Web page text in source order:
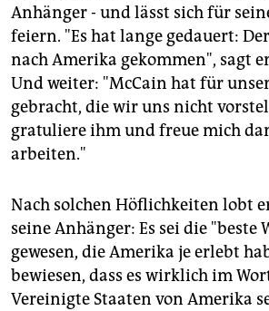
Anhänger - und lässt sich für
feiern. "Es hat lange gedauert:
nach Amerika gekommen", sagt
Und weiter: "McCain hat für
gebracht, die wir uns nicht
gratuliere ihm und freue mich
arbeiten."
Nach solchen Höflichkeiten lobt
seine Anhänger: Es sei die "beste
gewesen, die Amerika je erlebt
bewiesen, dass es wirklich im
Vereinigte Staaten von Amerika